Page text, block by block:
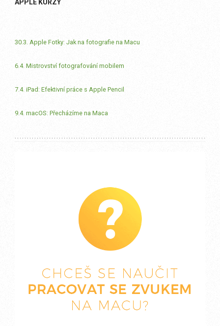
APPLE KURZY
30.3. Apple Fotky: Jak na fotografie na Macu
6.4. Mistrovství fotografování mobilem
7.4. iPad: Efektivní práce s Apple Pencil
9.4. macOS: Přecházíme na Maca